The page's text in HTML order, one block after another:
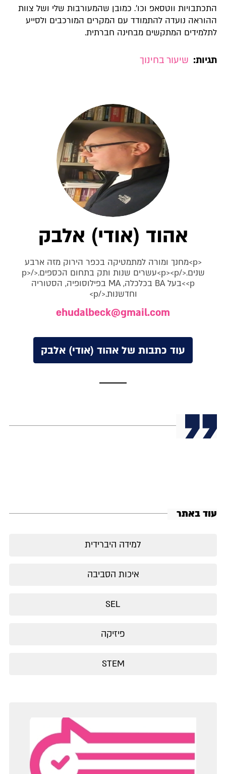
התכתבויות ווטסאפ וכו'. כמובן שהמעורבות שלי ושל צוות
ההוראה נועדה להתמודד עם המקרים המורכבים ולסייע
לתלמידים המתקשים מבחינה חברתית.
תגיות: שיעור בחינוך
אהוד (אודי) אלבק
<p>מחנך ומורה למתמטיקה בכפר הירוק מזה ארבע
שנים.</p><p>עשרים שנות ותק בתחום הכספים.</p>
<p>בעל BA בכלכלה, MA בפילוסופיה, הסטוריה
וחדשנות.</p>
ehudalbeck@gmail.com
עוד כתבות של אהוד (אודי) אלבק
עוד באתר
למידה היברידית
איכות הסביבה
SEL
פיזיקה
STEM